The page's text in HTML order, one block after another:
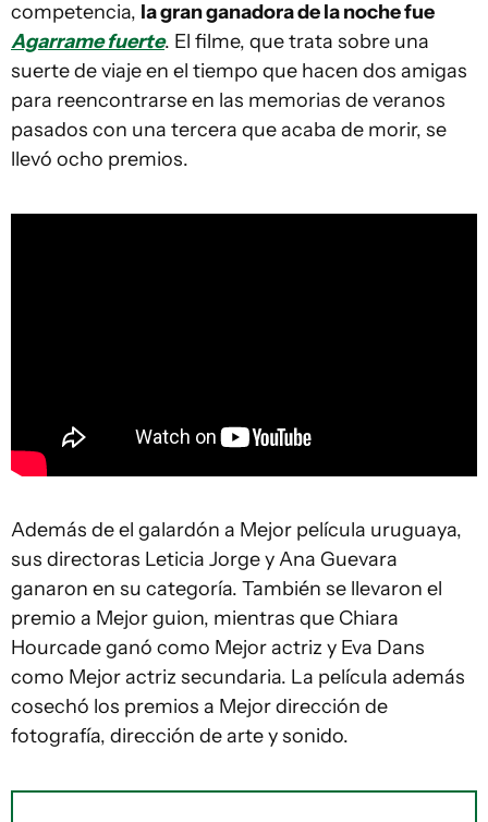
competencia, la gran ganadora de la noche fue
Agarrame fuerte. El filme, que trata sobre una
suerte de viaje en el tiempo que hacen dos amigas
para reencontrarse en las memorias de veranos
pasados con una tercera que acaba de morir, se
llevó ocho premios.
Además de el galardón a Mejor película uruguaya,
sus directoras Leticia Jorge y Ana Guevara
ganaron en su categoría. También se llevaron el
premio a Mejor guion, mientras que Chiara
Hourcade ganó como Mejor actriz y Eva Dans
como Mejor actriz secundaria. La película además
cosechó los premios a Mejor dirección de
fotografía, dirección de arte y sonido.